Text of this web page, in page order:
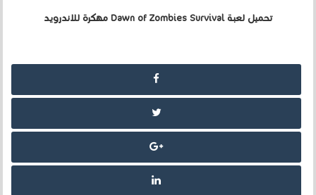
تحميل لعبة Dawn of Zombies Survival مهكرة للاندرويد